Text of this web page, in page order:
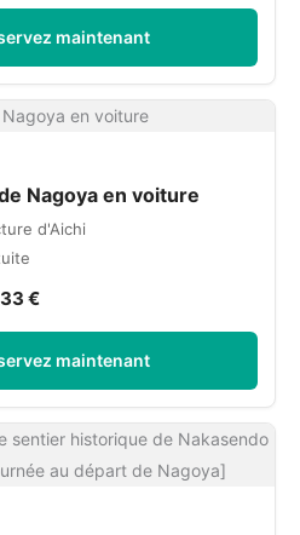
maintenant
Nagoya en voiture
d'Aichi
€
maintenant